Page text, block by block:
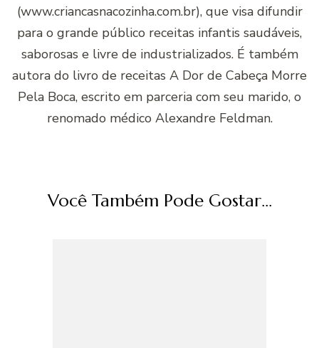
(www.criancasnacozinha.com.br), que visa difundir
para o grande público receitas infantis saudáveis,
saborosas e livre de industrializados. É também
autora do livro de receitas A Dor de Cabeça Morre
Pela Boca, escrito em parceria com seu marido, o
renomado médico Alexandre Feldman.
Você Também Pode Gostar...